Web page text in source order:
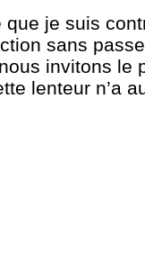
je suis
sans
invitons le
lenteur n’a